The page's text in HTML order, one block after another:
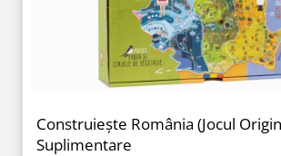
Construiește România (Jocul
Suplimentare